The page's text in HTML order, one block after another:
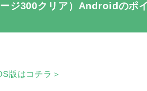
ジ300クリア）Androidのポ
版はコチラ＞